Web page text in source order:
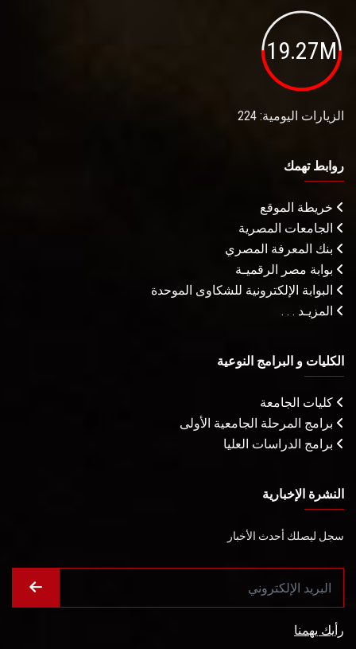
19.27M
الزيارات اليومية: 224
روابط تهمك
خريطة الموقع
الجامعات المصرية
بنك المعرفة المصري
بوابة مصر الرقميـة
البوابة الإلكترونية للشكاوى الموحدة
المزيـد . . .
الكليات و البرامج النوعية
كليات الجامعة
برامج المرحلة الجامعية الأولى
برامج الدراسات العليا
النشرة الإخبارية
سجل ليصلك أحدث الأخبار
رأيك يهمنا